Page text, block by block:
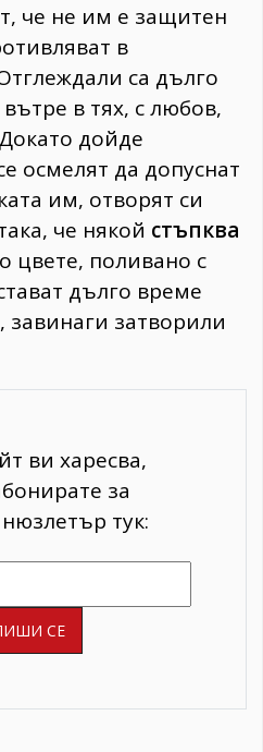
че не им е защитен
в
са дълго
в тях, с любов,
дойде
осмелят да допуснат
им, отворят си
че някой стъпква
цвете, поливано с
дълго време
завинаги затворили
ви харесва,
за
тук: